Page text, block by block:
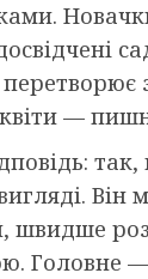
квіти —
Він
швидше
Головне